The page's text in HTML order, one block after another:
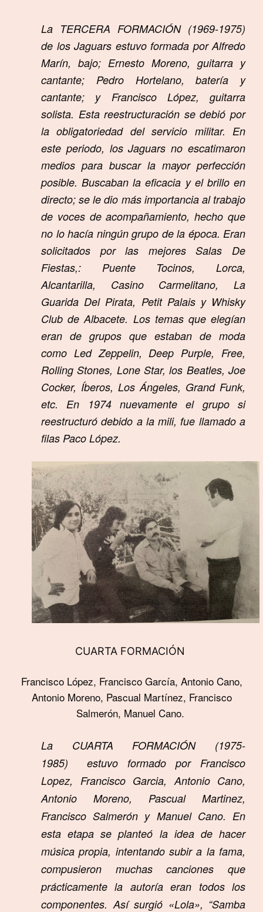
La TERCERA FORMACIÓN(1969-1975)
de los Jaguars estuvo formada por Alfredo
Marín, bajo; Ernesto Moreno, guitarra y
cantante; Pedro Hortelano, batería y
cantante; y Francisco López, guitarra
solista. Esta reestructuración se debió por
la obligatoriedad del servicio militar. En
este periodo, los Jaguars no escatimaron
medios para buscar la mayor perfección
posible. Buscaban la eficacia y el brillo en
directo; se le dio más importancia al trabajo
de voces de acompañamiento, hecho que
no lo hacía ningún grupo de la época. Eran
solicitados por las mejores Salas De
Fiestas,: Puente Tocinos, Lorca,
Alcantarilla, Casino Carmelitano, La
Guarida Del Pirata, Petit Palais y Whisky
Club de Albacete. Los temas que elegían
eran de grupos que estaban de moda
como Led Zeppelin, Deep Purple, Free,
Rolling Stones, Lone Star, los Beatles, Joe
Cocker, Íberos, Los Ángeles, Grand Funk,
etc. En 1974 nuevamente el grupo si
reestructuró debido a la mili, fue llamado a
filas Paco López.
CUARTA FORMACIÓN
Francisco López, Francisco García, Antonio Cano,
Antonio Moreno, Pascual Martínez, Francisco
Salmerón, Manuel Cano.
La CUARTA FORMACIÓN (1975-
1985)
estuvo formado por Francisco
Lopez, Francisco Garcia, Antonio Cano,
Antonio Moreno, Pascual Martinez,
Francisco Salmerón y Manuel Cano. En
esta etapa se planteó la idea de hacer
música propia, intentando subir a la fama,
compusieron muchas canciones que
prácticamente la autoría eran todos los
componentes. Así surgió «Lola», “Samba